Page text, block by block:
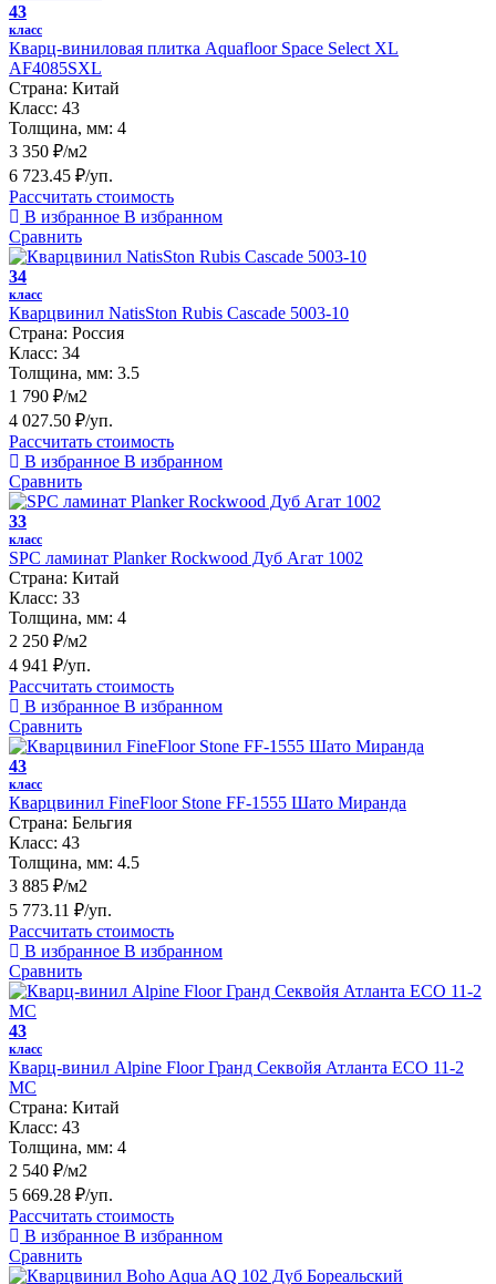
43
класс
Кварц-виниловая плитка Aquafloor Space Select XL
AF4085SXL
Страна: Китай
Класс: 43
Толщина, мм: 4
3 350 ₽/м2
6 723.45 ₽/уп.
Рассчитать стоимость
В избранное В избранном
Сравнить
34
класс
Кварцвинил NatisSton Rubis Cascade 5003-10
Страна: Россия
Класс: 34
Толщина, мм: 3.5
1 790 ₽/м2
4 027.50 ₽/уп.
Рассчитать стоимость
В избранное В избранном
Сравнить
33
класс
SPC ламинат Planker Rockwood Дуб Агат 1002
Страна: Китай
Класс: 33
Толщина, мм: 4
2 250 ₽/м2
4 941 ₽/уп.
Рассчитать стоимость
В избранное В избранном
Сравнить
43
класс
Кварцвинил FineFloor Stone FF-1555 Шато Миранда
Страна: Бельгия
Класс: 43
Толщина, мм: 4.5
3 885 ₽/м2
5 773.11 ₽/уп.
Рассчитать стоимость
В избранное В избранном
Сравнить
43
класс
Кварц-винил Alpine Floor Гранд Секвойя Атланта ECO 11-2
MC
Страна: Китай
Класс: 43
Толщина, мм: 4
2 540 ₽/м2
5 669.28 ₽/уп.
Рассчитать стоимость
В избранное В избранном
Сравнить